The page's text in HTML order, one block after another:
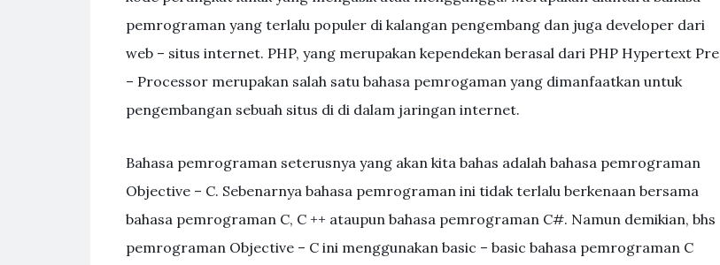
pemrograman yang terlalu populer di kalangan pengembang dan juga developer dari
web – situs internet. PHP, yang merupakan kependekan berasal dari PHP Hypertext Pre
– Processor merupakan salah satu bahasa pemrogaman yang dimanfaatkan untuk
pengembangan sebuah situs di di dalam jaringan internet.
Bahasa pemrograman seterusnya yang akan kita bahas adalah bahasa pemrograman
Objective – C. Sebenarnya bahasa pemrograman ini tidak terlalu berkenaan bersama
bahasa pemrograman C, C ++ ataupun bahasa pemrograman C#. Namun demikian, bhs
pemrograman Objective – C ini menggunakan basic – basic bahasa pemrograman C